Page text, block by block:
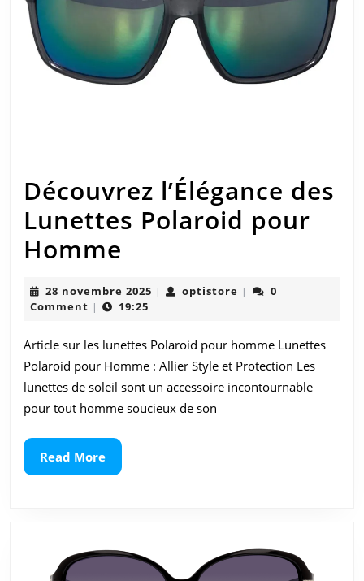
Découvrez l’Élégance des
Lunettes Polaroid pour
Homme
l’Élégance
des
Lunettes
Polaroid
pour
Homme
28 novembre 2025 28| optistore optistore
|
0
Comment | 19:25
Article sur les lunettes Polaroid pour homme Lunettes
Polaroid pour Homme : Allier Style et Protection Les
lunettes de soleil sont un accessoire incontournable
pour tout homme soucieux de son
Read MoreRead
More